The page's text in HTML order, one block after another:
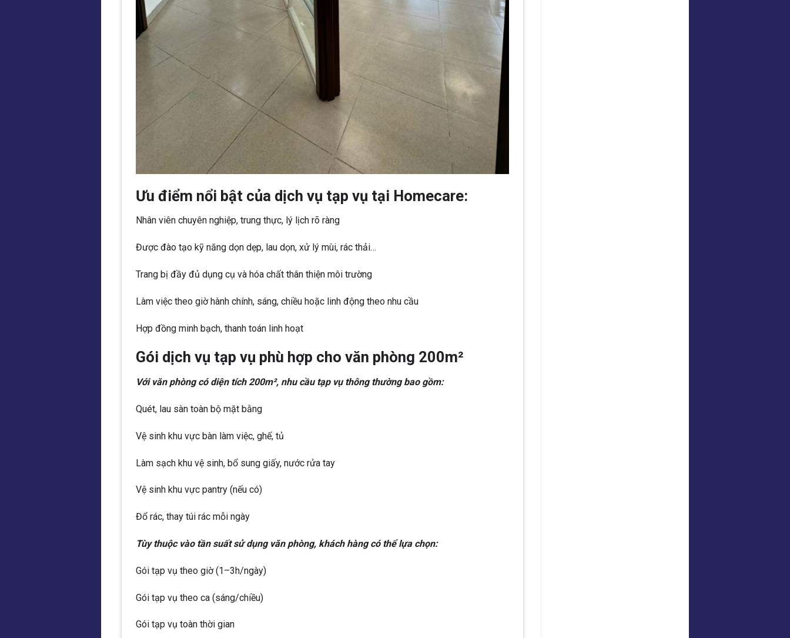
Ưu điểm nổi bật của dịch vụ tạp vụ tại Homecare:
Nhân viên chuyên nghiệp, trung thực, lý lịch rõ ràng
Được đào tạo kỹ năng dọn dẹp, lau dọn, xử lý mùi, rác thải…
Trang bị đầy đủ dụng cụ và hóa chất thân thiện môi trường
Làm việc theo giờ hành chính, sáng, chiều hoặc linh động theo nhu cầu
Hợp đồng minh bạch, thanh toán linh hoạt
Gói dịch vụ tạp vụ phù hợp cho văn phòng 200m²
Với văn phòng có diện tích 200m², nhu cầu tạp vụ thông thường bao gồm:
Quét, lau sàn toàn bộ mặt bằng
Vệ sinh khu vực bàn làm việc, ghế, tủ
Làm sạch khu vệ sinh, bổ sung giấy, nước rửa tay
Vệ sinh khu vực pantry (nếu có)
Đổ rác, thay túi rác mỗi ngày
Tùy thuộc vào tần suất sử dụng văn phòng, khách hàng có thể lựa chọn:
Gói tạp vụ theo giờ (1–3h/ngày)
Gói tạp vụ theo ca (sáng/chiều)
Gói tạp vụ toàn thời gian